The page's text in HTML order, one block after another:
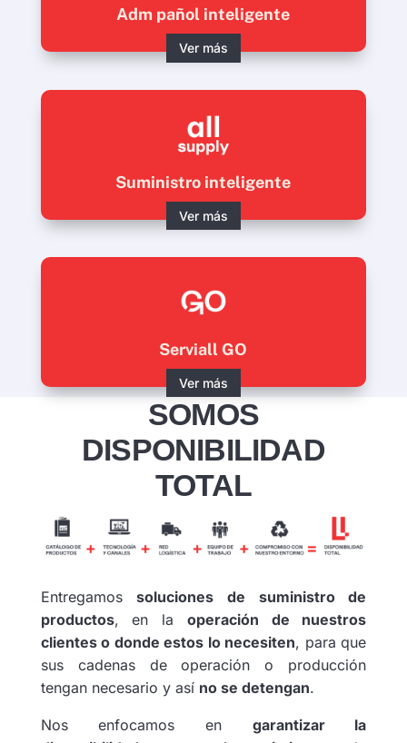
Adm pañol inteligente
Ver más
Suministro inteligente
Ver más
Serviall GO
Ver más
SOMOS
DISPONIBILIDAD
TOTAL
Entregamossoluciones de suministro de
productos, en la operación de nuestros
clientes o donde estos lo necesiten, para que
sus cadenas de operación o producción
tengan necesario y así no se detengan.
Nos enfocamos en garantizar la